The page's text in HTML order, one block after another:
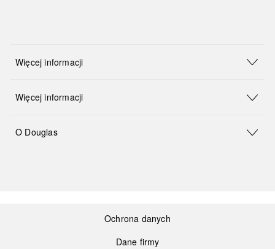
Więcej informacji
Więcej informacji
O Douglas
Ochrona danych
Dane firmy